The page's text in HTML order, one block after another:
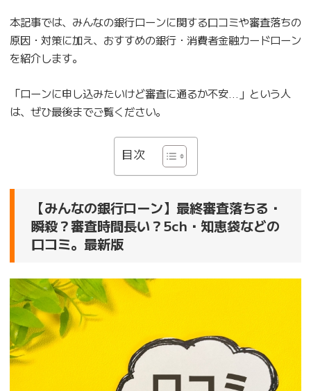
本記事では、みんなの銀行ローンに関する口コミや審査落ちの
原因・対策に加え、おすすめの銀行・消費者金融カードローン
を紹介します。
「ローンに申し込みたいけど審査に通るか不安…」という人
は、ぜひ最後までご覧ください。
目次
【みんなの銀行ローン】最終審査落ちる・
瞬殺？審査時間長い？5ch・知恵袋などの
口コミ。最新版